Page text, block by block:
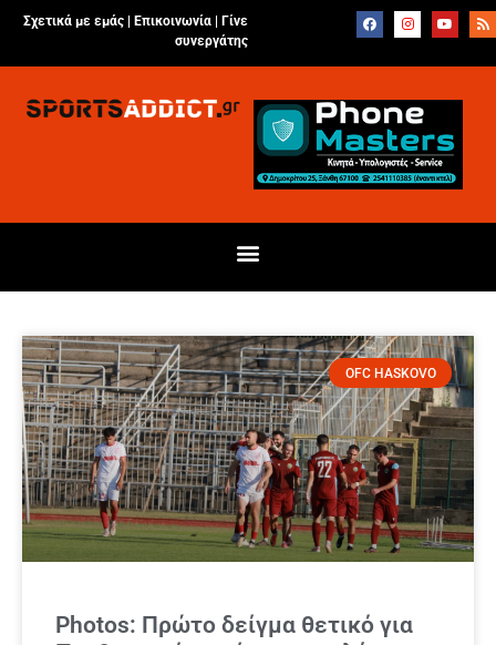
Σχετικά με εμάς | Επικοινωνία
Γίνε
συνεργάτης
OFC HASKOVO
Photos: Πρώτο δείγμα θετικό για